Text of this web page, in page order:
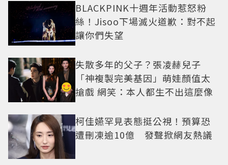
BLACKPINK十週年活動惹怒粉
絲！Jisoo下場滅火道歉：對不起
讓你們失望
失散多年的父子？張凌赫兒子
「神複製完美基因」萌娃顏值太
搶戲 網笑：本人都生不出這麼像
柯佳嬿罕見表態挺公視！預算恐
遭刪凍逾10億 發聲掀網友熱議